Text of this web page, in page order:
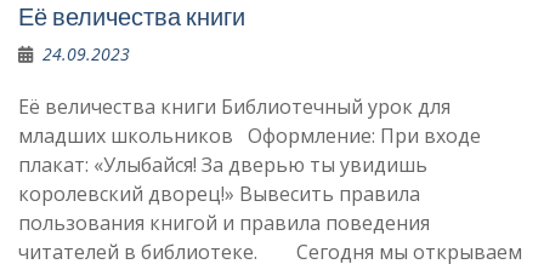
Её величества книги
24.09.2023
Её величества книги Библиотечный урок для
младших школьников Оформление: При входе
плакат: «Улыбайся! За дверью ты увидишь
королевский дворец!» Вывесить правила
пользования книгой и правила поведения
читателей в библиотеке. Сегодня мы открываем